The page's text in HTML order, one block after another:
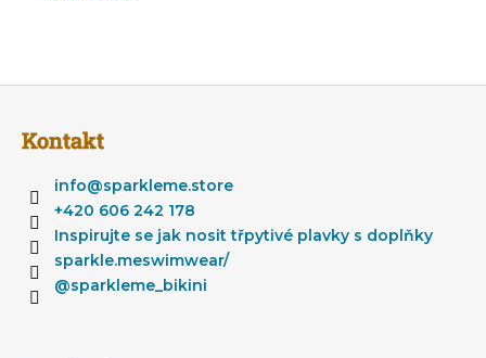
Kontakt
info@sparkleme.store
+420 606 242 178
Inspirujte se jak nosit třpytivé plavky s doplňky
sparkle.meswimwear/
@sparkleme_bikini